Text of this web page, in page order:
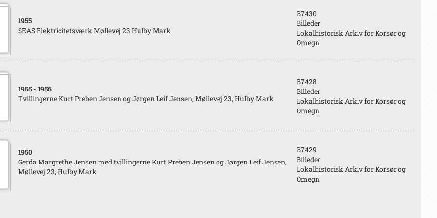
1955
SEAS Elektricitetsværk Møllevej 23 Hulby Mark
B7430
Billeder
Lokalhistorisk Arkiv for Korsør og
Omegn
1955 - 1956
Tvillingerne Kurt Preben Jensen og Jørgen Leif Jensen, Møllevej 23, Hulby Mark
B7428
Billeder
Lokalhistorisk Arkiv for Korsør og
Omegn
1950
Gerda Margrethe Jensen med tvillingerne Kurt Preben Jensen og Jørgen Leif Jensen,
Møllevej 23, Hulby Mark
B7429
Billeder
Lokalhistorisk Arkiv for Korsør og
Omegn